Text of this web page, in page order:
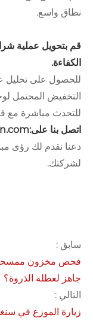
نطاق واسع.
قم بتحويل عملية
الكفاءة.
للحصول على تحليل
للتحدث مباشرة مع
اتصل بنا على:
دعنا نقدم لك رؤى
لشركتك.
سابق :
فحص مخزون ممسحة
جاهز لعطلة الذروة؟
التالي :
زيارة الموزع في